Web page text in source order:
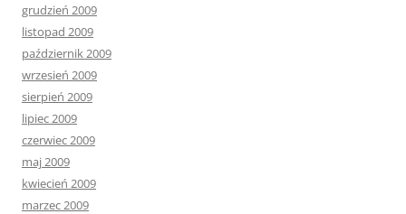
grudzień 2009
listopad 2009
październik 2009
wrzesień 2009
sierpień 2009
lipiec 2009
czerwiec 2009
maj 2009
kwiecień 2009
marzec 2009